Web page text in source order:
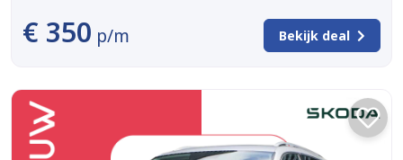
€ 350 p/m Bekijk deal